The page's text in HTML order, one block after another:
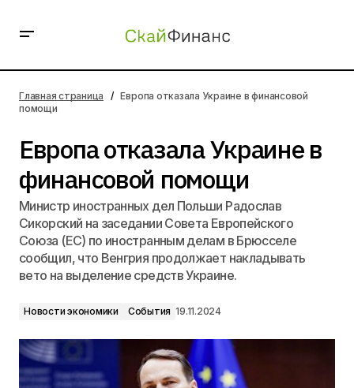
Главная страница
Европа отказала Украине в финансовой
помощи
Европа отказала Украине в
финансовой помощи
Министр иностранных дел Польши Радослав
Сикорский на заседании Совета Европейского
Союза (ЕС) по иностранным делам в Брюсселе
сообщил, что Венгрия продолжает накладывать
вето на выделение средств Украине.
Новости экономики События 19.11.2024